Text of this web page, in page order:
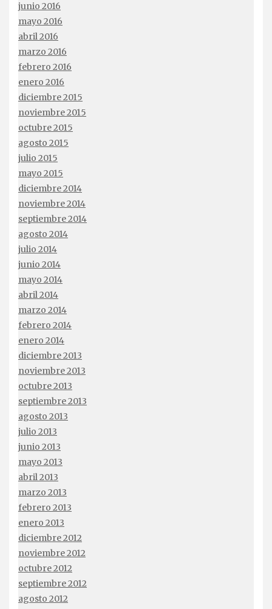
junio 2016
mayo 2016
abril 2016
marzo 2016
febrero 2016
enero 2016
diciembre 2015
noviembre 2015
octubre 2015
agosto 2015
julio 2015
mayo 2015
diciembre 2014
noviembre 2014
septiembre 2014
agosto 2014
julio 2014
junio 2014
mayo 2014
abril 2014
marzo 2014
febrero 2014
enero 2014
diciembre 2013
noviembre 2013
octubre 2013
septiembre 2013
agosto 2013
julio 2013
junio 2013
mayo 2013
abril 2013
marzo 2013
febrero 2013
enero 2013
diciembre 2012
noviembre 2012
octubre 2012
septiembre 2012
agosto 2012